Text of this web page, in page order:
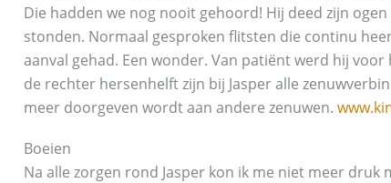
Die hadden we nog nooit gehoord! Hij deed zijn
stonden. Normaal gesproken flitsten die continu
aanval gehad. Een wonder. Van patiënt werd hij
de rechter hersenhelft zijn bij Jasper alle
meer doorgeven wordt aan andere zenuwen.
Boeien
Na alle zorgen rond Jasper kon ik me niet meer